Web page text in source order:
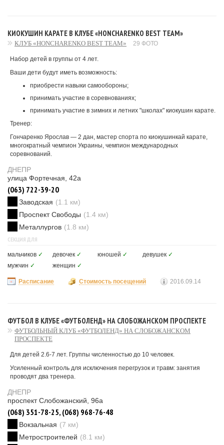
КИОКУШИН КАРАТЕ В КЛУБЕ «HONCHARENKO BEST TEAM»
КЛУБ «HONCHARENKO BEST TEAM» 29 ФОТО
Набор детей в группы от 4 лет.
Ваши дети будут иметь возможность:
приобрести навыки самообороны;
принимать участие в соревнованиях;
принимать участие в зимних и летних "школах" киокушин карате.
Тренер:
Гончаренко Ярослав — 2 дан, мастер спорта по киокушинкай карате,
многократный чемпион Украины, чемпион международных
соревнований.
ДНЕПР
улица Фортечная, 42а
(063) 722-39-20
Заводская (1.1 км)
Проспект Свободы (1.4 км)
Металлургов (1.8 км)
СЕКЦИЯ ДЛЯ
мальчиков ✓ девочек ✓ юношей ✓ девушек ✓
мужчин ✓ женщин ✓
Расписание Стоимость посещений 2016.09.14
ФУТБОЛ В КЛУБЕ «ФУТБОЛЕНД» НА СЛОБОЖАНСКОМ ПРОСПЕКТЕ
ФУТБОЛЬНЫЙ КЛУБ «ФУТБОЛЕНД» НА СЛОБОЖАНСКОМ
ПРОСПЕКТЕ
Для детей 2.6-7 лет. Группы численностью до 10 человек.
Усиленный контроль для исключения перегрузок и травм: занятия
проводят два тренера.
ДНЕПР
проспект Слобожанский, 96а
(068) 351-78-25, (068) 968-76-48
Вокзальная (7 км)
Метростроителей (8.1 км)